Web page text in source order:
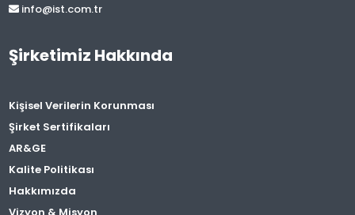
info@ist.com.tr
Şirketimiz Hakkında
Kişisel Verilerin Korunması
Şirket Sertifikaları
AR&GE
Kalite Politikası
Hakkımızda